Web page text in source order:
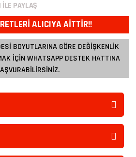
İLE PAYLAŞ
ALICIYA AİTTİR!!
BOYUTLARINA GÖRE DEĞİŞKENLİK
İÇİN WHATSAPP DESTEK HATTINA